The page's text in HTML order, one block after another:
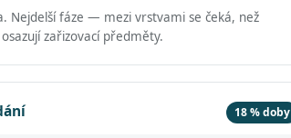
Nejdelší fáze — mezi vrstvami se čeká, než
zařizovací předměty.
18 % doby